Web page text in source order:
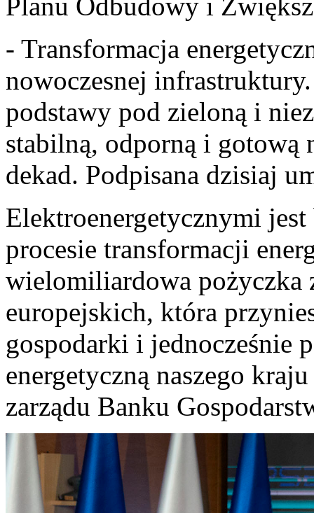
- Transformacja
nowoczesnej
podstawy pod zieloną i
stabilną, odporną i gotową
dekad. Podpisana dzisiaj
Elektroenergetycznymi
procesie transformacji
wielomiliardowa pożyczka
europejskich, która
gospodarki i jednocześnie
energetyczną naszego
zarządu Banku